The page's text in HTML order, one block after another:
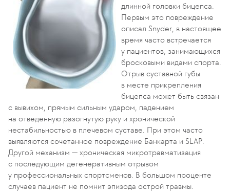
длинной головки бицепса.
Первым это повреждение
описал Snyder, в настоящее
время часто встречается
у пациентов, занимающихся
бросковыми видами спорта.
Отрыв суставной губы
в месте прикрепления
бицепса может быть связан
с вывихом, прямым сильным ударом, падением
на отведенную разогнутую руку и хронической
нестабильностью в плечевом суставе. При этом часто
выявляются сочетанное повреждение Банкарта и SLAP.
Другой механизм — хроническая микротравматизация
с последующим дегенеративным отрывом
у профессиональных спортсменов. В большом проценте
случаев пациент не помнит эпизода острой травмы.